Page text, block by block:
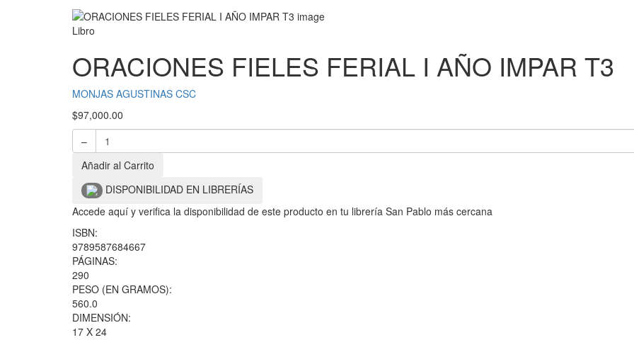
Libro
ORACIONES FIELES FERIAL I AÑO IMPAR T3
MONJAS AGUSTINAS CSC
$97,000.00
–
Añadir al Carrito
DISPONIBILIDAD EN LIBRERÍAS
Accede aquí y verifica la disponibilidad de este producto en tu librería San Pablo más cercana
ISBN:
9789587684667
PÁGINAS:
290
PESO (EN GRAMOS):
560.0
DIMENSIÓN:
17 X 24